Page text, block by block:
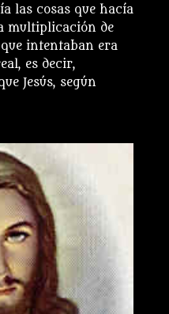
las cosas que hacía
multiplicación de
intentaban era
es decir,
Jesús, según